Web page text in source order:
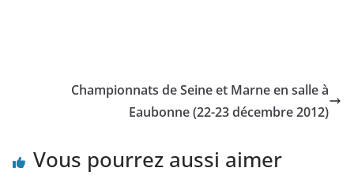
Championnats de Seine et Marne en salle à
Eaubonne (22-23 décembre 2012)
Vous pourrez aussi aimer